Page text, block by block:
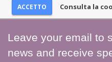
Consulta la
Leave your email to
news and receive